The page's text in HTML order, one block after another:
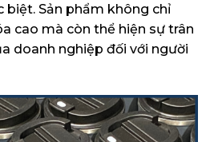
biệt. Sản phẩm không chỉ
cao mà còn thể hiện sự trân
doanh nghiệp đối với người